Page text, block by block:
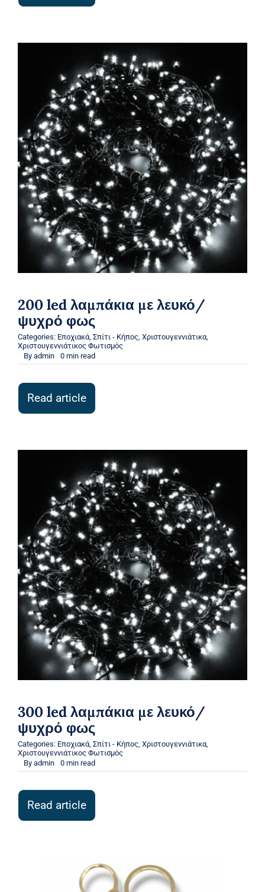
200 led λαμπάκια με λευκό/
ψυχρό φως
Categories: Εποχιακά, Σπίτι - Κήπος, Χριστουγεννιάτικα,
Χριστουγεννιάτικος Φωτισμός
By admin 0 min read
Read article
300 led λαμπάκια με λευκό/
ψυχρό φως
Categories: Εποχιακά, Σπίτι - Κήπος, Χριστουγεννιάτικα,
Χριστουγεννιάτικος Φωτισμός
By admin 0 min read
Read article